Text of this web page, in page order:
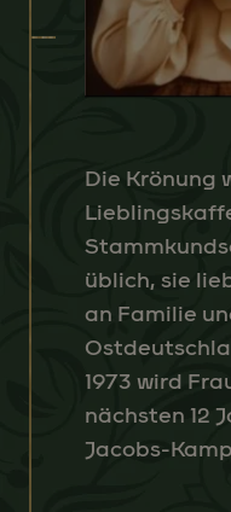
Die Krönung
üblich, sie
an Familie
1973 wird
nächsten 12
Jacobs-